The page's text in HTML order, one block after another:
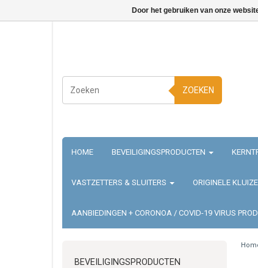
ZOEKEN
HOME BEVEILIGINGSPRODUCTEN
VASTZETTERS & SLUITERS ORIGINELE
AANBIEDINGEN + CORONOA / COVID-19 VIRUS
BEVEILIGINGSPRODUCTEN
Door het gebruiken van onze